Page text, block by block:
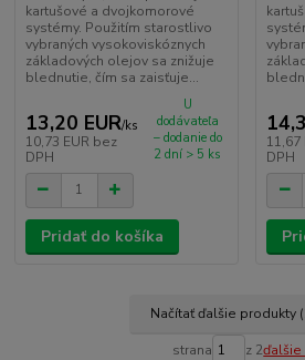
kartušové a dvojkomorové
systémy. Použitím starostlivo
vybraných vysokoviskóznych
základových olejov sa znižuje
blednutie, čím sa zaisťuje...
13,20 EUR/ks
10,73 EUR bez
DPH
U
dodávateľa
– dodanie do
2 dní > 5 ks
Pridať do košíka
11,67
DPH
Načítať ďalšie produkty
strana z 2ďalšie